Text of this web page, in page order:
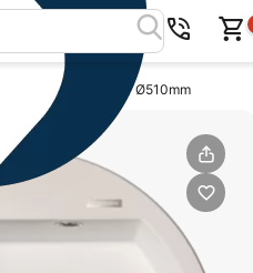
Granit Alazia - Snow Ø510mm